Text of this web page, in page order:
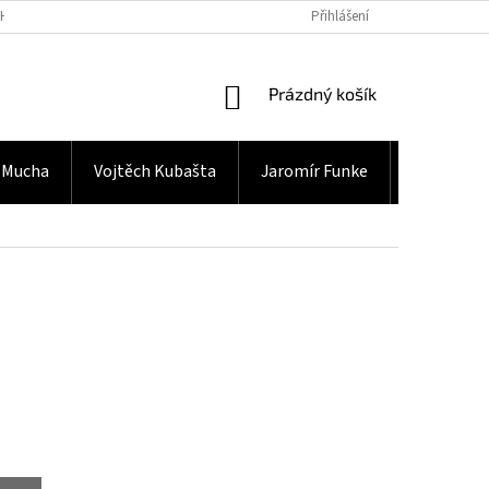
ÚDAJŮ Přihlášení
NÁKUPNÍ
Prázdný košík
Vojtěch Kubašta Jaromír Funke